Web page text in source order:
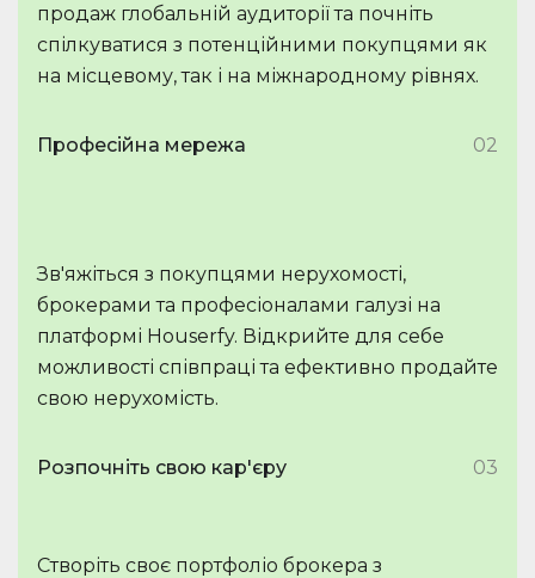
продаж глобальній аудиторії та почніть
спілкуватися з потенційними покупцями як
на місцевому, так і на міжнародному рівнях.
Професійна мережа 02
Зв'яжіться з покупцями нерухомості,
брокерами та професіоналами галузі на
платформі Houserfy. Відкрийте для себе
можливості співпраці та ефективно продайте
свою нерухомість.
Розпочніть свою кар'єру 03
Створіть своє портфоліо брокера з